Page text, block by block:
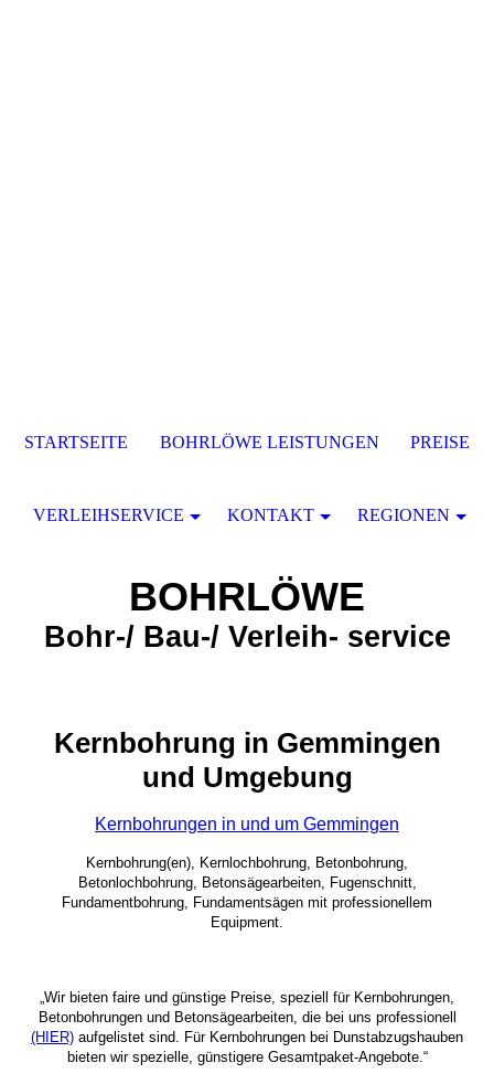
BOHRLÖWE
Bohr-/ Bau-/ Verleih- service
Kernbohrung in Gemmingen
und Umgebung
Kernbohrungen in und um Gemmingen
Kernbohrung(en), Kernlochbohrung, Betonbohrung,
Betonlochbohrung, Betonsägearbeiten, Fugenschnitt,
Fundamentbohrung, Fundamentsägen mit professionellem
Equipment.
„Wir bieten faire und günstige Preise, speziell für Kernbohrungen,
Betonbohrungen und Betonsägearbeiten, die bei uns professionell
(HIER) aufgelistet sind. Für Kernbohrungen bei Dunstabzugshauben
bieten wir spezielle, günstigere Gesamtpaket-Angebote.“
STARTSEITE BOHRLÖWE LEISTUNGEN PREISE
VERLEIHSERVICE KONTAKT REGIONEN